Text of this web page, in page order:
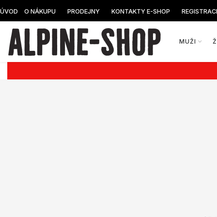
ÚVOD O NÁKUPU PRODEJNY KONTAKTY E-SHOP
MUŽI